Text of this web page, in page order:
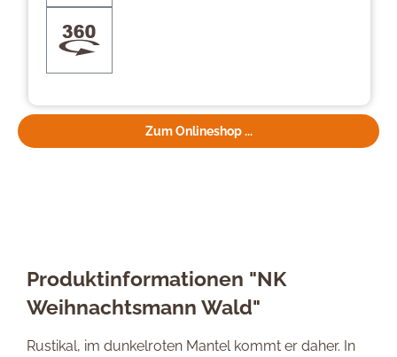
Zum Onlineshop ...
Produktinformationen "NK
Weihnachtsmann Wald"
Rustikal, im dunkelroten Mantel kommt er daher. In